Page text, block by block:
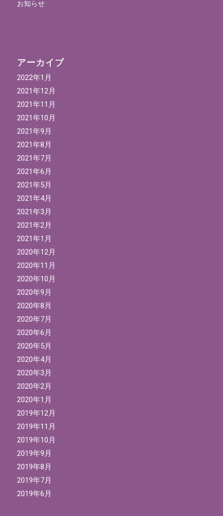
お知らせ
アーカイブ
2022年1月
2021年12月
2021年11月
2021年10月
2021年9月
2021年8月
2021年7月
2021年6月
2021年5月
2021年4月
2021年3月
2021年2月
2021年1月
2020年12月
2020年11月
2020年10月
2020年9月
2020年8月
2020年7月
2020年6月
2020年5月
2020年4月
2020年3月
2020年2月
2020年1月
2019年12月
2019年11月
2019年10月
2019年9月
2019年8月
2019年7月
2019年6月